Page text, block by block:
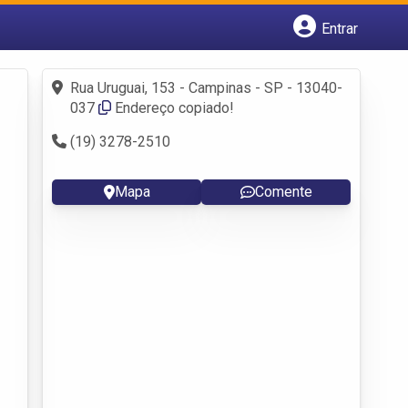
Entrar
Fazer login
Criar conta
Rua Uruguai, 153 - Campinas - SP - 13040-
037
Endereço copiado!
(19) 3278-2510
Mapa Comente